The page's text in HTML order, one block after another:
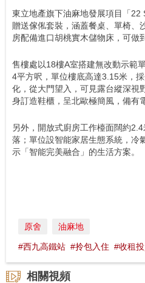
東立地產旗下油麻地發展項目「22
贈送傢俬套裝，涵蓋餐桌、單椅、
房配備進口胡桃實木儲物床，可做
售樓處以18樓A室搭建無改動示範
4平方呎，單位樓底高達3.15米，
化，從大門望入，可見露台縱深視
身訂造鞋櫃，呈北歐極簡風，備有
另外，開放式廚房工作檯面闊約
落；單位設智能家居生態系統，冷
示「智能完美融合」的生活方案。
原舍 油麻地
#西九高鐵站 #拎包入住 #收租
相關視頻